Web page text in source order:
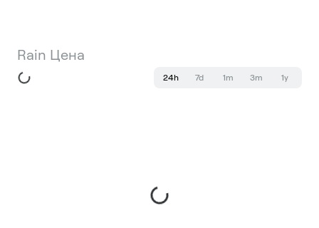
Rain Цена
24h 7d 1m 3m 1y